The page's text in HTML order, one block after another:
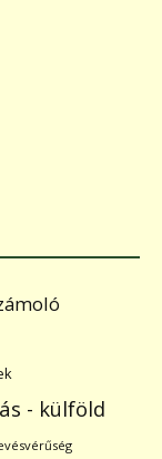
- külföld